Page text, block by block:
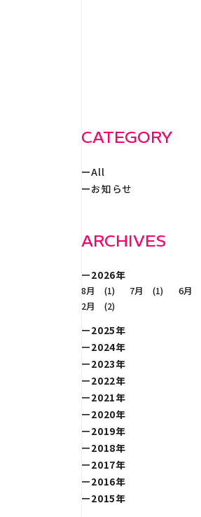
CATEGORY
All
お知らせ
ARCHIVES
2026年
8月 (1) 7月 (1) 6月
2月 (2)
2025年
2024年
2023年
2022年
2021年
2020年
2019年
2018年
2017年
2016年
2015年